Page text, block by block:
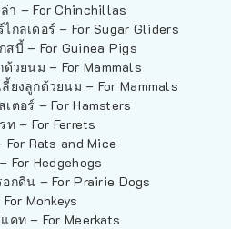
า – For Chinchillas
กลเดอร์ – For Sugar Gliders
บี้ – For Guinea Pigs
วยนม – For Mammals
ยงลูกด้วยนม – For Mammals
ตอร์ – For Hamsters
ท – For Ferrets
Rats and Mice
For Hedgehogs
กดิน – For Prairie Dogs
Monkeys
คท – For Meerkats